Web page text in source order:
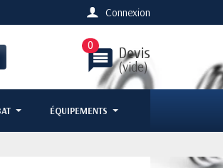
Connexion
message Devis
(vide)
0
ÉQUIPEMENTS